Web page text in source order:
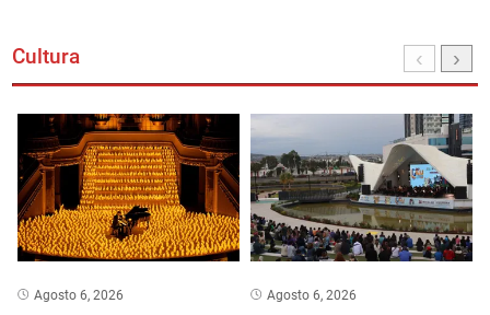
Cultura ‹ ›
Agosto 6, 2026 Agosto 6, 2026